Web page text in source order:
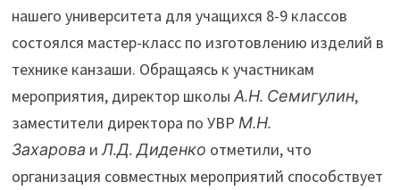
нашего университета для учащихся 8-9 классов
состоялся мастер-класс по изготовлению изделий в
технике канзаши. Обращаясь к участникам
мероприятия, директор школыА.Н. Семигулин,
заместители директора по УВР М.Н.
Захарова иЛ.Д. Диденко отметили, что
организация совместных мероприятий способствует